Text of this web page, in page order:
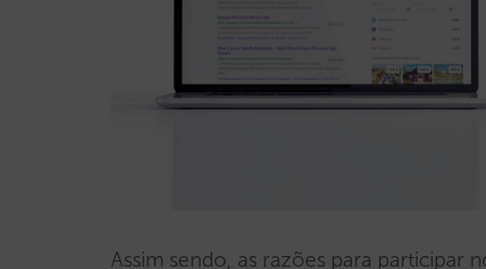
Assim sendo, as razões para participar